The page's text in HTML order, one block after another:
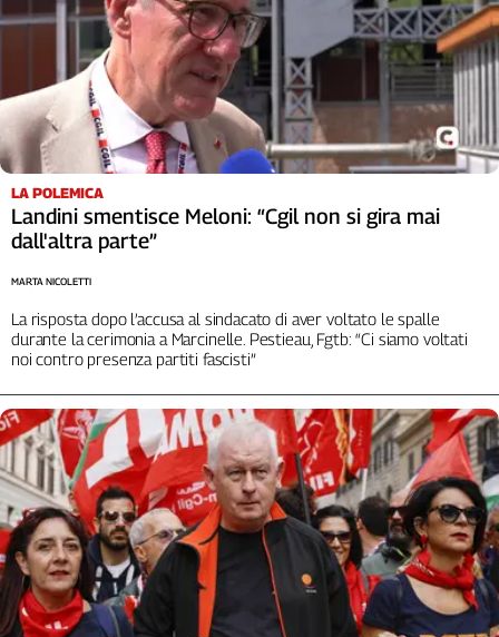
LA POLEMICA
Landini smentisce Meloni: “Cgil non si gira mai
dall'altra parte”
La risposta dopo l’accusa al sindacato di aver voltato le spalle
durante la cerimonia a Marcinelle. Pestieau, Fgtb: “Ci siamo voltati
noi contro presenza partiti fascisti”
MARTA NICOLETTI